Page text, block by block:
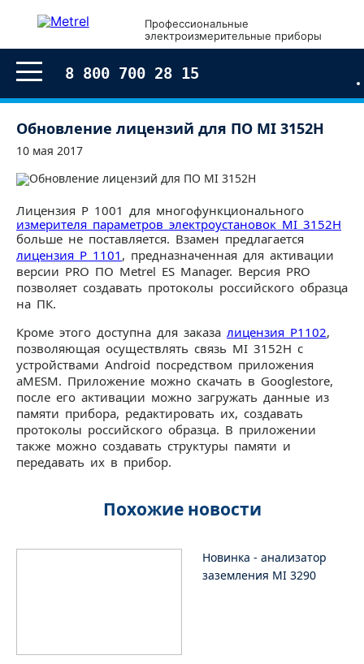
Профессиональные
электроизмерительные приборы
8 800 700 28 15
Обновление лицензий для ПО MI 3152H
10 мая 2017
Лицензия Р 1001 для многофункционального
измерителя параметров электроустановок MI 3152H
больше не поставляется. Взамен предлагается
лицензия Р 1101 , предназначенная для активации
версии PRO ПО Metrel ES Manager. Версия PRO
позволяет создавать протоколы российского образца
на ПК.
Кроме этого доступна для заказа лицензия Р1102,
позволяющая осуществлять связь MI 3152H c
устройствами Android посредством приложения
aMESM. Приложение можно скачать в Googlestore,
после его активации можно загружать данные из
памяти прибора, редактировать их, создавать
протоколы российского образца. В приложении
также можно создавать структуры памяти и
передавать их в прибор.
Похожие новости
Новинка - анализатор
заземления MI 3290